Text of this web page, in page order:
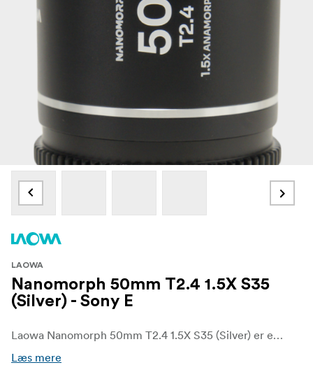
LAOWA
Nanomorph 50mm T2.4 1.5X S35
(Silver) - Sony E
Laowa Nanomorph 50mm T2.4 1.5X S35 (Silver) er et kompakt og let anamorfisk cine-objektiv designet til Super35-biografkameraer. Med en 1,5x anamorfisk squeeze skaber dette objektiv et ægte filmisk widescreen-look med smukt gengivet oval bokeh og langstrakte horisontale flares. Brændvidden på 50 mm giver et naturligt perspektiv med flatterende kompression, hvilket gør det ideelt til karakterdrevne optagelser, portrætfilm og dramatisk historiefortælling.
Læs mere